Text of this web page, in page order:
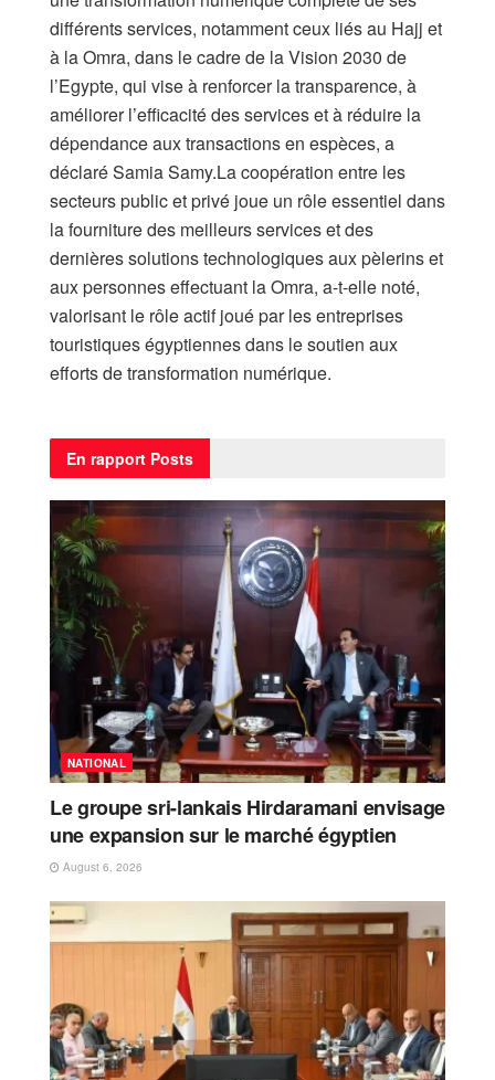
différents services, notamment ceux liés au Hajj et
à la Omra, dans le cadre de la Vision 2030 de
l’Egypte, qui vise à renforcer la transparence, à
améliorer l’efficacité des services et à réduire la
dépendance aux transactions en espèces, a
déclaré Samia Samy.La coopération entre les
secteurs public et privé joue un rôle essentiel dans
la fourniture des meilleurs services et des
dernières solutions technologiques aux pèlerins et
aux personnes effectuant la Omra, a-t-elle noté,
valorisant le rôle actif joué par les entreprises
touristiques égyptiennes dans le soutien aux
efforts de transformation numérique.
En rapport Posts
NATIONAL
Le groupe sri-lankais Hirdaramani envisage
une expansion sur le marché égyptien
August 6, 2026